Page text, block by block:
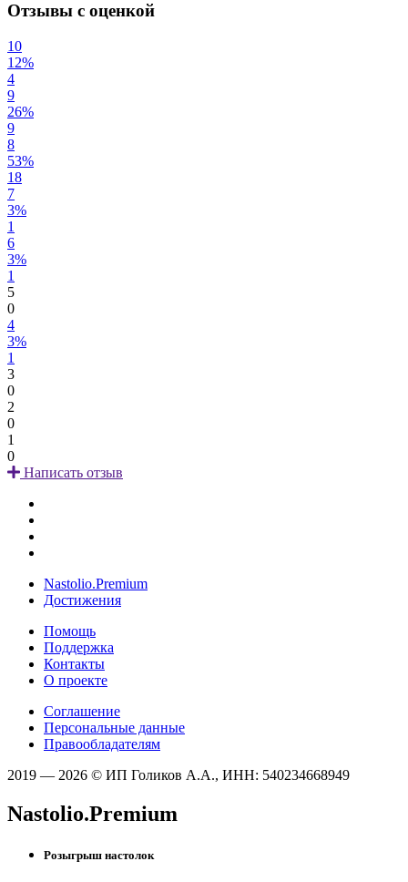
Отзывы с оценкой
10
12%
4
9
26%
9
8
53%
18
7
3%
1
6
3%
1
5
0
4
3%
1
3
0
2
0
1
0
Написать отзыв
Nastolio.Premium
Достижения
Помощь
Поддержка
Контакты
О проекте
Соглашение
Персональные данные
Правообладателям
2019 — 2026 © ИП Голиков А.А., ИНН: 540234668949
Nastolio.Premium
Розыгрыш настолок